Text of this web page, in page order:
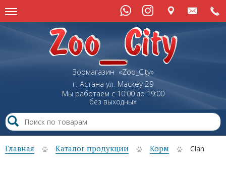
Зоомагазин «Zoo_City»
г. Астана ул. Маскеу29
Мы работаем с 10:00 до 19:00
без выходных
Главная Каталог продукции Корм Clan